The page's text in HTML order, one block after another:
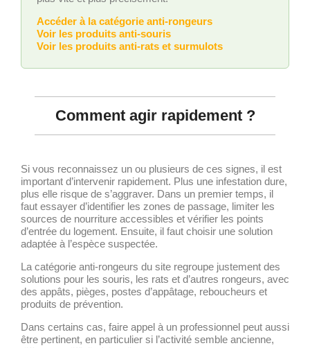
Accéder à la catégorie anti-rongeurs
Voir les produits anti-souris
Voir les produits anti-rats et surmulots
Comment agir rapidement ?
Si vous reconnaissez un ou plusieurs de ces signes, il est
important d’intervenir rapidement. Plus une infestation dure,
plus elle risque de s’aggraver. Dans un premier temps, il
faut essayer d’identifier les zones de passage, limiter les
sources de nourriture accessibles et vérifier les points
d’entrée du logement. Ensuite, il faut choisir une solution
adaptée à l’espèce suspectée.
La catégorie anti-rongeurs du site regroupe justement des
solutions pour les souris, les rats et d’autres rongeurs, avec
des appâts, pièges, postes d’appâtage, reboucheurs et
produits de prévention.
Dans certains cas, faire appel à un professionnel peut aussi
être pertinent, en particulier si l’activité semble ancienne,